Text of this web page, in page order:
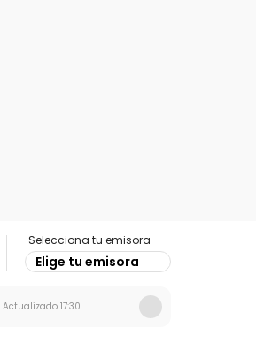
Selecciona tu emisora
Elige tu emisora
Actualizado 17:30